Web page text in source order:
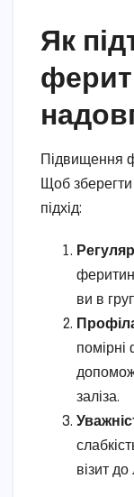
Як
Підвищення
Щоб зберегти
підхід:
феритин
ви в
помірні
заліза.
візит до